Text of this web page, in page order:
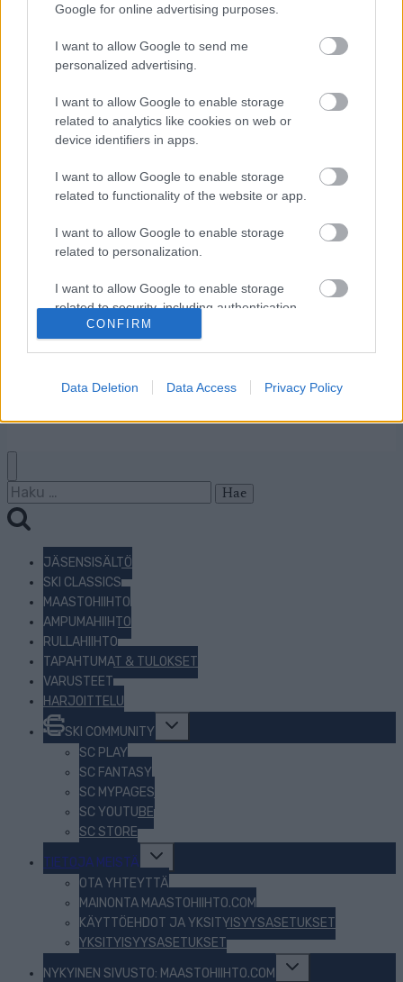
Google for online advertising purposes.
I want to allow Google to send me
personalized advertising.
I want to allow Google to enable storage
related to analytics like cookies on web or
device identifiers in apps.
I want to allow Google to enable storage
related to functionality of the website or app.
I want to allow Google to enable storage
related to personalization.
I want to allow Google to enable storage
related to security, including authentication
functionality and fraud prevention, and other
CONFIRM
Data Deletion Data Access Privacy Policy
Jäsenyys
Proxcskiing.com etsii
kirjoittajaa
Käyttöehdot ja
yksityisyysasetukset
© 2026 byW publishing AS
Haku:
JÄSENSISÄLTÖ
SKI CLASSICS
MAASTOHIIHTO
AMPUMAHIIHTO
RULLAHIIHTO
TAPAHTUMAT & TULOKSET
VARUSTEET
HARJOITTELU
SKI COMMUNITY
Toggle
menu
SC PLAY
SC FANTASY
SC MYPAGES
SC YOUTUBE
SC STORE
TIETOJA MEISTÄ
Toggle
child
menu
OTA YHTEYTTÄ
MAINONTA MAASTOHIIHTO.COM
KÄYTTÖEHDOT JA YKSITYISYYSASETUKSET
YKSITYISYYSASETUKSET
NYKYINEN SIVUSTO: MAASTOHIIHTO.COM
Toggle